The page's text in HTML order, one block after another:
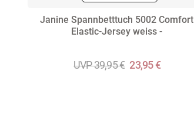
Janine Spannbetttuch 5002 Comfort
Elastic-Jersey weiss -
UVP 39,95 € 23,95 €